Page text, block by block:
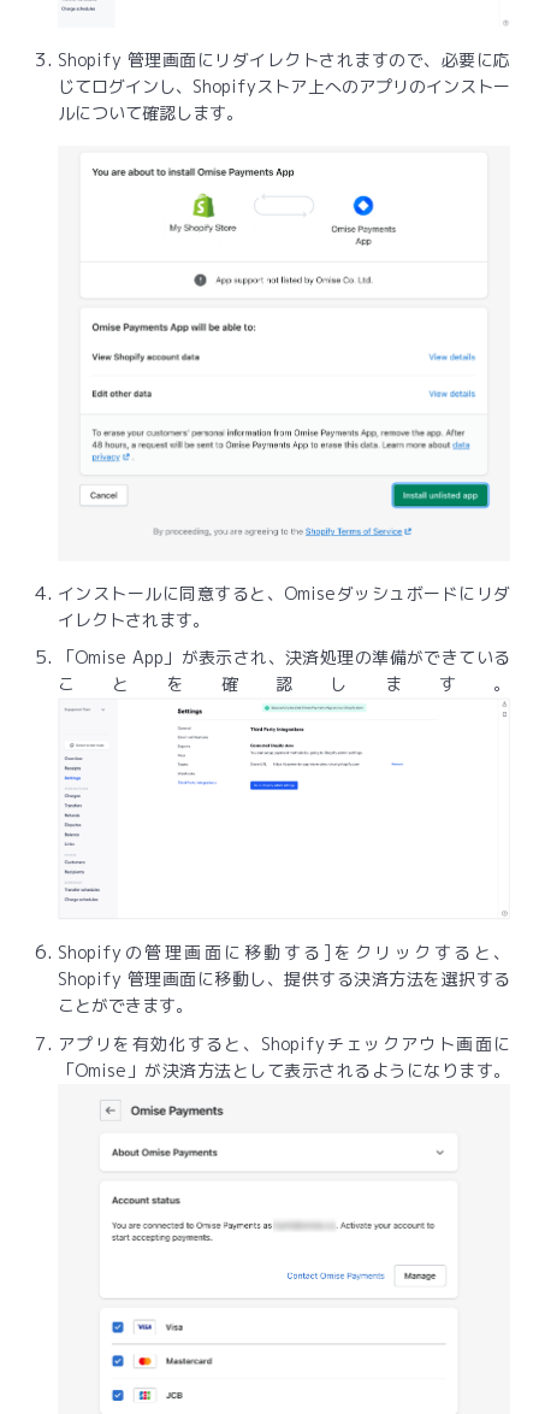
Shopify 管理画面にリダイレクトされますので、必要に応
じてログインし、Shopifyストア上へのアプリのインストー
ルについて確認します。
インストールに同意すると、Omiseダッシュボードにリダ
イレクトされます。
「Omise App」が表示され、決済処理の準備ができている
ことを確認します。
Shopifyの管理画面に移動する]をクリックすると、
Shopify 管理画面に移動し、提供する決済方法を選択する
ことができます。
アプリを有効化すると、Shopifyチェックアウト画面に
「Omise」が決済方法として表示されるようになります。